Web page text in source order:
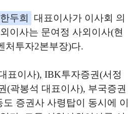
한두희
대표이사가 이사회 의
이사는 문여정 사외이사(현
처투자2본부장)다.
표이사), IBK투자증권(서정
(곽봉석 대표이사), 부국증권
증권사 사령탑이 동시에 이